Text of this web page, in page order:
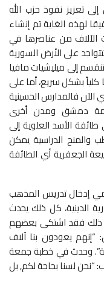
تعزيز نفوذ حزب الله
لهذه الغاية تم إنشاء
الآلاف من عناصرها في
على الأرض السورية
إلى ميليشيات مافيا
كلياً بشكل سريع، أما على
فالمدارس الحسينية
دمشق ومدن أخرى
الأسد العلوية إلى
والمنح الدراسية يمكن
الجعفرية أي الطائفة
إدخال تدريس المذهب
الدينية، كل ذلك يحدث
ذلك فقد اشتكى بعضهم
يعودون بنا آلاف
وحدث في خطبة جمعة
لسنا بحاجة لكم, بل